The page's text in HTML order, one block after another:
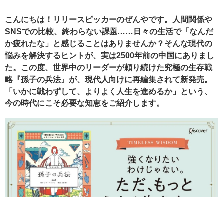
こんにちは！リリースピッカーのぜんやです。
人間関係や
SNSでの比較、終わらない課題……日々の生活で「なんだ
か疲れたな」と感じることはありませんか？そんな現代の
悩みを解決するヒントが、実は2500年前の中国にありまし
た。この度、世界中のリーダーが頼り続けた究極の生存戦
略『孫子の兵法』が、現代人向けに再編集されて新発売。
「いかに戦わずして、よりよく人生を進めるか」という、
今の時代にこそ必要な知恵をご紹介します。